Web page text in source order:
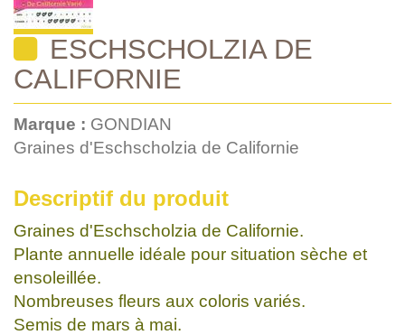
ESCHSCHOLZIA DE
CALIFORNIE
Marque : GONDIAN
Graines d'Eschscholzia de Californie
Descriptif du produit
Graines d'Eschscholzia de Californie.
Plante annuelle idéale pour situation sèche et
ensoleillée.
Nombreuses fleurs aux coloris variés.
Semis de mars à mai.